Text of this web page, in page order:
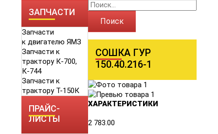
ЗАПЧАСТИ
Запчасти
к двигателю ЯМЗ
Запчасти к
трактору К-700,
К-744
Запчасти к
трактору Т-150К
ПРАЙС-
ЛИСТЫ
Поиск
СОШКА ГУР
150.40.216-1
ХАРАКТЕРИСТИКИ
2 783.00